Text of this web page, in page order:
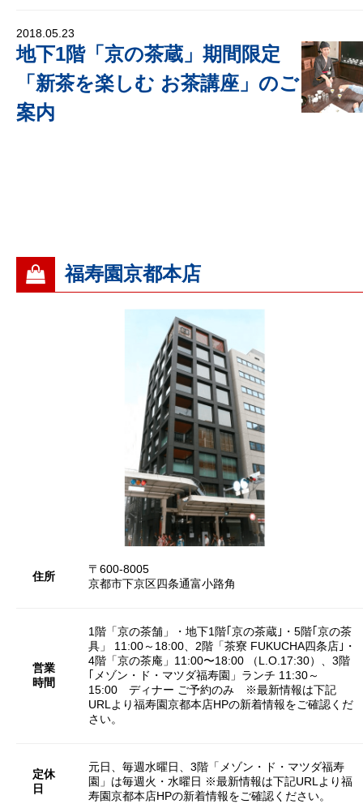
2018.05.23
地下1階「京の茶蔵」期間限定
「新茶を楽しむ お茶講座」のご
案内
福寿園京都本店
住所
〒600-8005
京都市下京区四条通富小路角
営業
時間
1階「京の茶舗」・地下1階｢京の茶蔵｣・5階｢京の茶
具」 11:00～18:00、2階「茶寮 FUKUCHA四条店｣・
4階「京の茶庵」11:00〜18:00 （L.O.17:30）、3階
｢メゾン・ド・マツダ福寿園」ランチ 11:30～
15:00 ディナー ご予約のみ ※最新情報は下記
URLより福寿園京都本店HPの新着情報をご確認くだ
さい。
定休
日
元日、毎週水曜日、3階「メゾン・ド・マツダ福寿
園」は毎週火・水曜日 ※最新情報は下記URLより福
寿園京都本店HPの新着情報をご確認ください。